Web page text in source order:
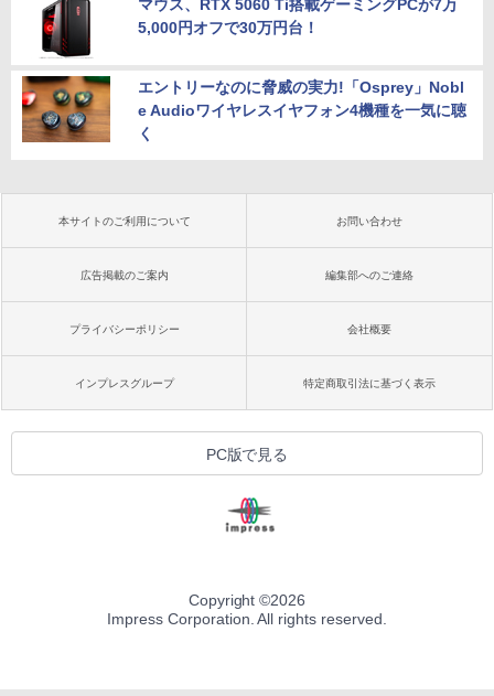
マウス、RTX 5060 Ti搭載ゲーミングPCが7万
5,000円オフで30万円台！
エントリーなのに脅威の実力!「Osprey」Nobl
e Audioワイヤレスイヤフォン4機種を一気に聴
く
本サイトのご利用について お問い合わせ
広告掲載のご案内 編集部へのご連絡
プライバシーポリシー 会社概要
インプレスグループ 特定商取引法に基づく表示
PC版で見る
Copyright ©2026
Impress Corporation. All rights reserved.